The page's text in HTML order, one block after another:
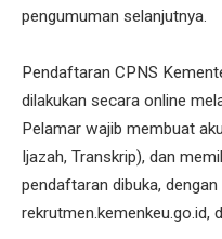
pengumuman selanjutnya.
Pendaftaran CPNS
dilakukan secara online
Pelamar wajib membuat
Ijazah, Transkrip), dan
pendaftaran dibuka,
rekrutmen.kemenkeu.go.id,